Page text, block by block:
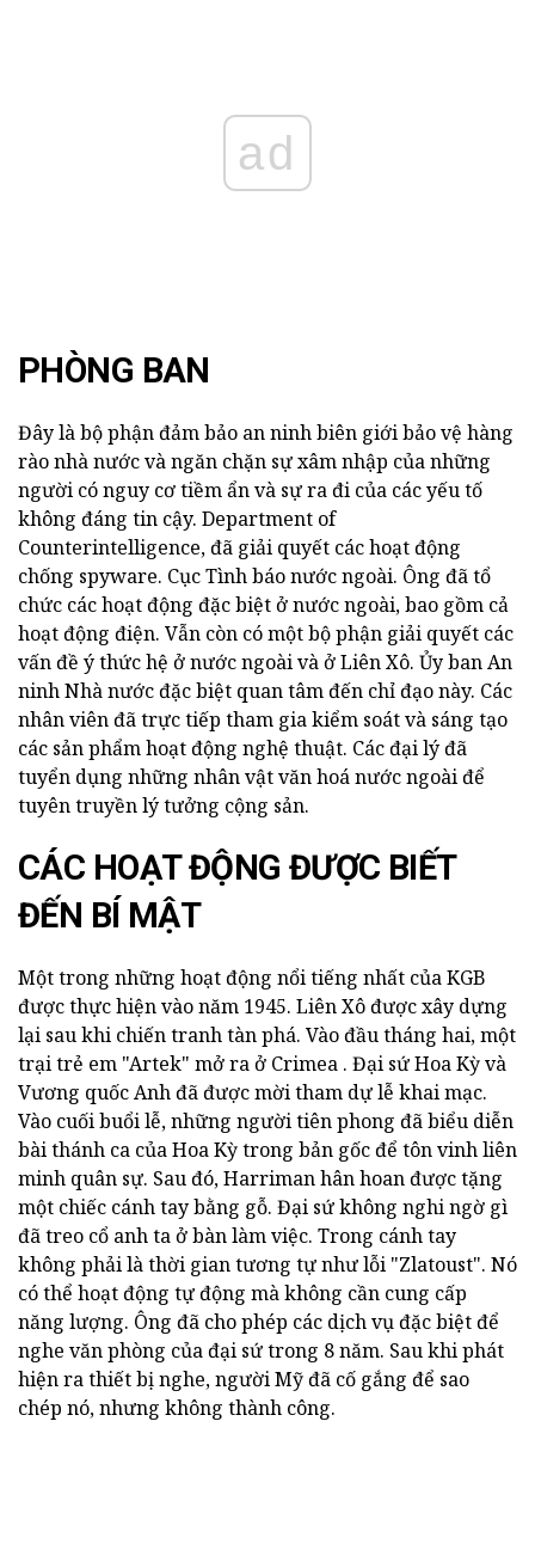
ad
PHÒNG BAN
Đây là bộ phận đảm bảo an ninh biên giới bảo vệ hàng
rào nhà nước và ngăn chặn sự xâm nhập của những
người có nguy cơ tiềm ẩn và sự ra đi của các yếu tố
không đáng tin cậy. Department of
Counterintelligence, đã giải quyết các hoạt động
chống spyware. Cục Tình báo nước ngoài. Ông đã tổ
chức các hoạt động đặc biệt ở nước ngoài, bao gồm cả
hoạt động điện. Vẫn còn có một bộ phận giải quyết các
vấn đề ý thức hệ ở nước ngoài và ở Liên Xô. Ủy ban An
ninh Nhà nước đặc biệt quan tâm đến chỉ đạo này. Các
nhân viên đã trực tiếp tham gia kiểm soát và sáng tạo
các sản phẩm hoạt động nghệ thuật. Các đại lý đã
tuyển dụng những nhân vật văn hoá nước ngoài để
tuyên truyền lý tưởng cộng sản.
CÁC HOẠT ĐỘNG ĐƯỢC BIẾT
ĐẾN BÍ MẬT
Một trong những hoạt động nổi tiếng nhất của KGB
được thực hiện vào năm 1945. Liên Xô được xây dựng
lại sau khi chiến tranh tàn phá. Vào đầu tháng hai, một
trại trẻ em "Artek" mở ra ở Crimea . Đại sứ Hoa Kỳ và
Vương quốc Anh đã được mời tham dự lễ khai mạc.
Vào cuối buổi lễ, những người tiên phong đã biểu diễn
bài thánh ca của Hoa Kỳ trong bản gốc để tôn vinh liên
minh quân sự. Sau đó, Harriman hân hoan được tặng
một chiếc cánh tay bằng gỗ. Đại sứ không nghi ngờ gì
đã treo cổ anh ta ở bàn làm việc. Trong cánh tay
không phải là thời gian tương tự như lỗi "Zlatoust". Nó
có thể hoạt động tự động mà không cần cung cấp
năng lượng. Ông đã cho phép các dịch vụ đặc biệt để
nghe văn phòng của đại sứ trong 8 năm. Sau khi phát
hiện ra thiết bị nghe, người Mỹ đã cố gắng để sao
chép nó, nhưng không thành công.